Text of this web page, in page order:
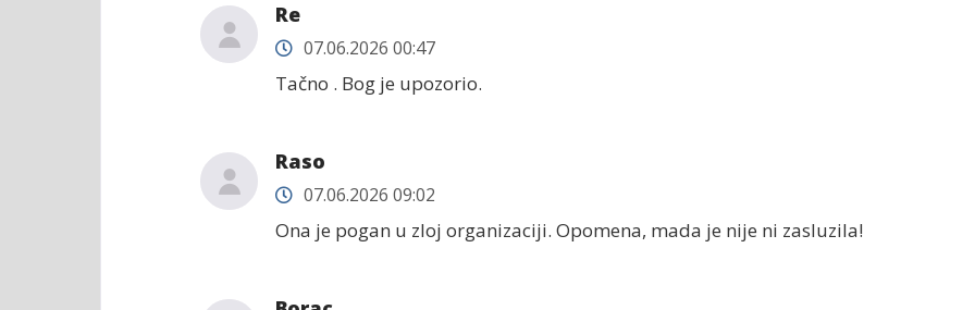
Re
07.06.2026 00:47
Tačno . Bog je upozorio.
Raso
07.06.2026 09:02
Ona je pogan u zloj organizaciji. Opomena, mada je nije ni zasluzila!